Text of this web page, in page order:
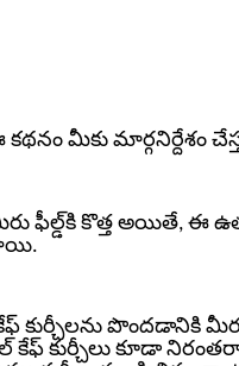
మీకు మార్గనిర్దేశం
ఫీల్డ్‌కి కొత్త అయితే, ఈ
కుర్చీలను పొందడానికి
కుర్చీలు కూడా